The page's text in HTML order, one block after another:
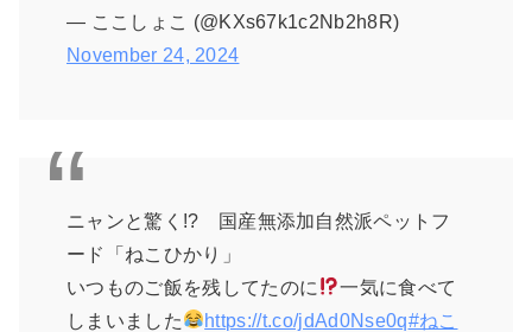
— ここしょこ (@KXs67k1c2Nb2h8R)
November 24, 2024
ニャンと驚く!? 国産無添加自然派ペットフ
ード「ねこひかり」
いつものご飯を残してたのに
一気に食べて
しまいました
https://t.co/jdAd0Nse0q#ねこ